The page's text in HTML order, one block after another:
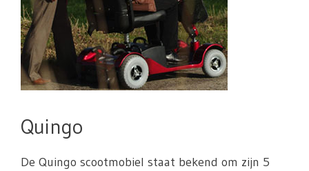
Quingo
De Quingo scootmobiel staat bekend om zijn 5